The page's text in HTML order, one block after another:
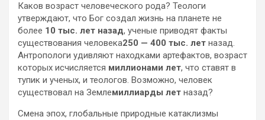
Каков возраст человеческого рода? Теологи
утверждают, что Бог создал жизнь на планете не
более 10 тыс. лет назад, ученые приводят факты
существования человека250 — 400 тыс. лет назад.
Антропологи удивляют находками артефактов, возраст
которых исчисляется миллионами лет, что ставят в
тупик и ученых, и теологов. Возможно, человек
существовал на Землемиллиарды лет назад?
Смена эпох, глобальные природные катаклизмы